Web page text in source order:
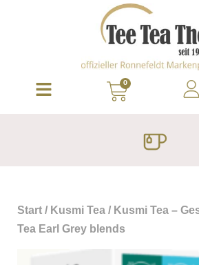
0
Start / Kusmi Tea / Kusmi Tea –
Tea Earl Grey blends